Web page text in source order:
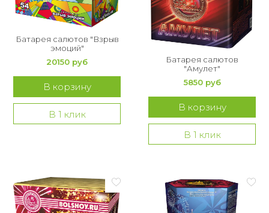
Батарея салютов "Взрыв
эмоций"
20150 руб
В корзину
В 1 клик
Батарея салютов
"Амулет"
5850 руб
В корзину
В 1 клик